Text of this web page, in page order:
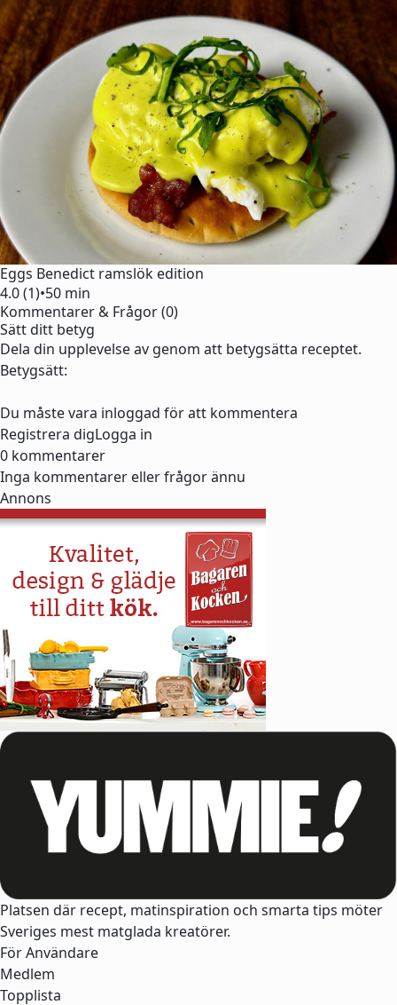
Eggs Benedict ramslök edition
4.0 (1)•50 min
Kommentarer & Frågor (0)
Sätt ditt betyg
Dela din upplevelse av genom att betygsätta receptet.
Betygsätt:
Du måste vara inloggad för att kommentera
Registrera digLogga in
0 kommentarer
Inga kommentarer eller frågor ännu
Annons
Platsen där recept, matinspiration och smarta tips möter
Sveriges mest matglada kreatörer.
För Användare
Medlem
Topplista